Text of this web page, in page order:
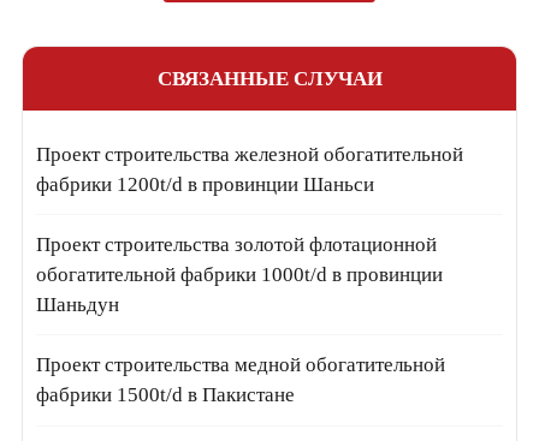
СВЯЗАННЫЕ СЛУЧАИ
Проект строительства железной обогатительной
фабрики 1200t/d в провинции Шаньси
Проект строительства золотой флотационной
обогатительной фабрики 1000t/d в провинции
Шаньдун
Проект строительства медной обогатительной
фабрики 1500t/d в Пакистане